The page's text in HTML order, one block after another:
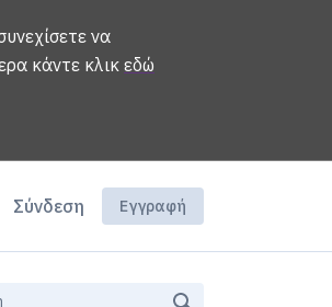
να
κάντε κλικ εδώ
Σύνδεση Εγγραφή